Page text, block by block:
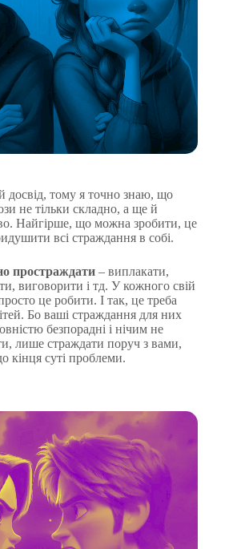
досвід, тому я точно знаю, що
не тільки складно, а ще й
Найгірше, що можна зробити, це
всі страждання в собі.
простраждати – виплакати,
виговорити і тд. У кожного свій
це робити. І так, це треба
Бо ваші страждання для них
безпорадні і нічим не
лише страждати поруч з вами,
кінця суті проблеми.